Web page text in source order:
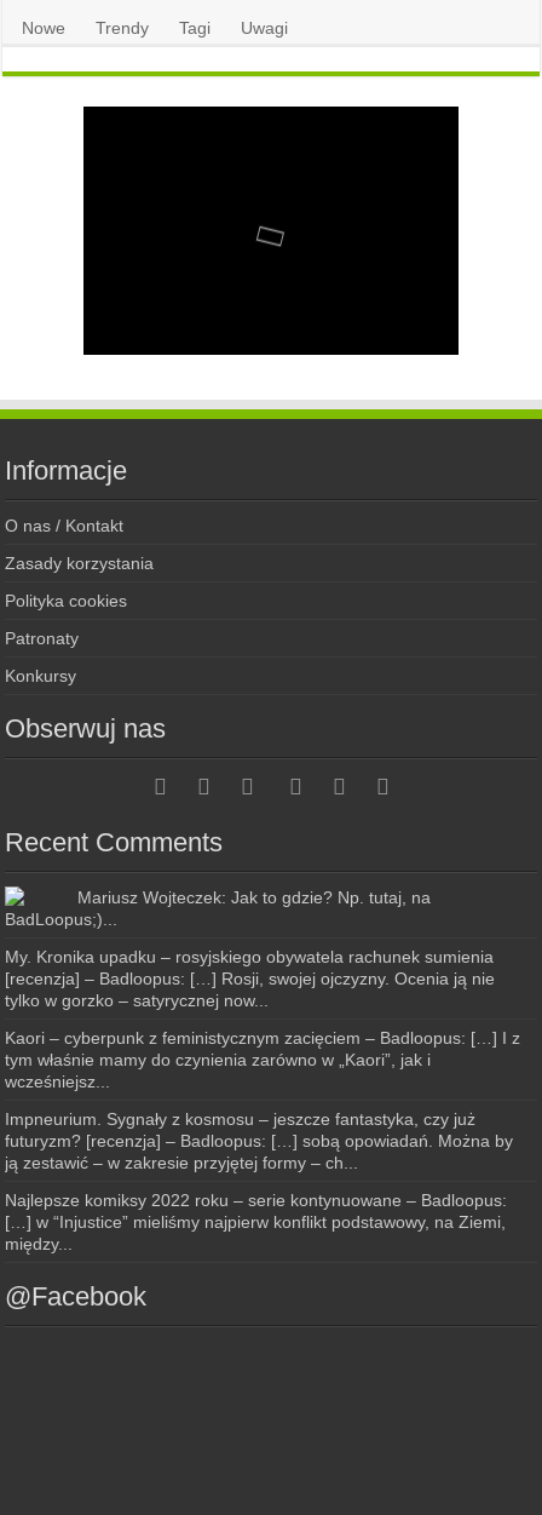
Nowe Trendy Tagi Uwagi
Informacje
O nas / Kontakt
Zasady korzystania
Polityka cookies
Patronaty
Konkursy
Obserwuj nas
Recent Comments
Mariusz Wojteczek: Jak to gdzie? Np. tutaj, na
BadLoopus;)...
My. Kronika upadku – rosyjskiego obywatela rachunek sumienia
[recenzja] – Badloopus: […] Rosji, swojej ojczyzny. Ocenia ją nie
tylko w gorzko – satyrycznej now...
Kaori – cyberpunk z feministycznym zacięciem – Badloopus: […] I z
tym właśnie mamy do czynienia zarówno w „Kaori”, jak i
wcześniejsz...
Impneurium. Sygnały z kosmosu – jeszcze fantastyka, czy już
futuryzm? [recenzja] – Badloopus: […] sobą opowiadań. Można by
ją zestawić – w zakresie przyjętej formy – ch...
Najlepsze komiksy 2022 roku – serie kontynuowane – Badloopus:
[…] w “Injustice” mieliśmy najpierw konflikt podstawowy, na Ziemi,
między...
@Facebook